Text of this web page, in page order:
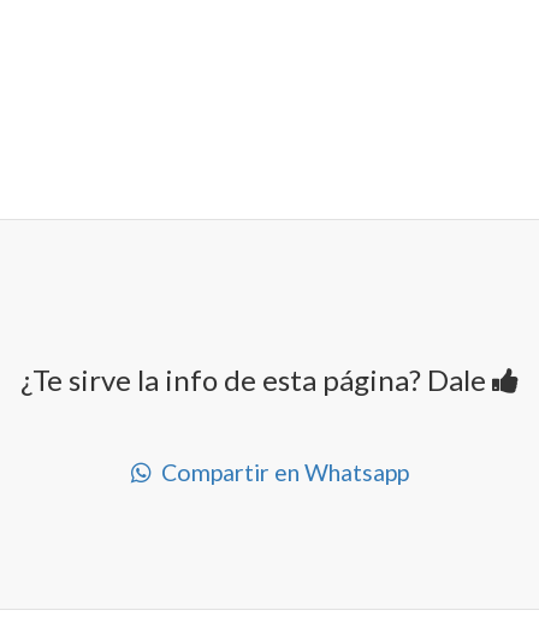
¿Te sirve la info de esta página? Dale
Compartir en Whatsapp